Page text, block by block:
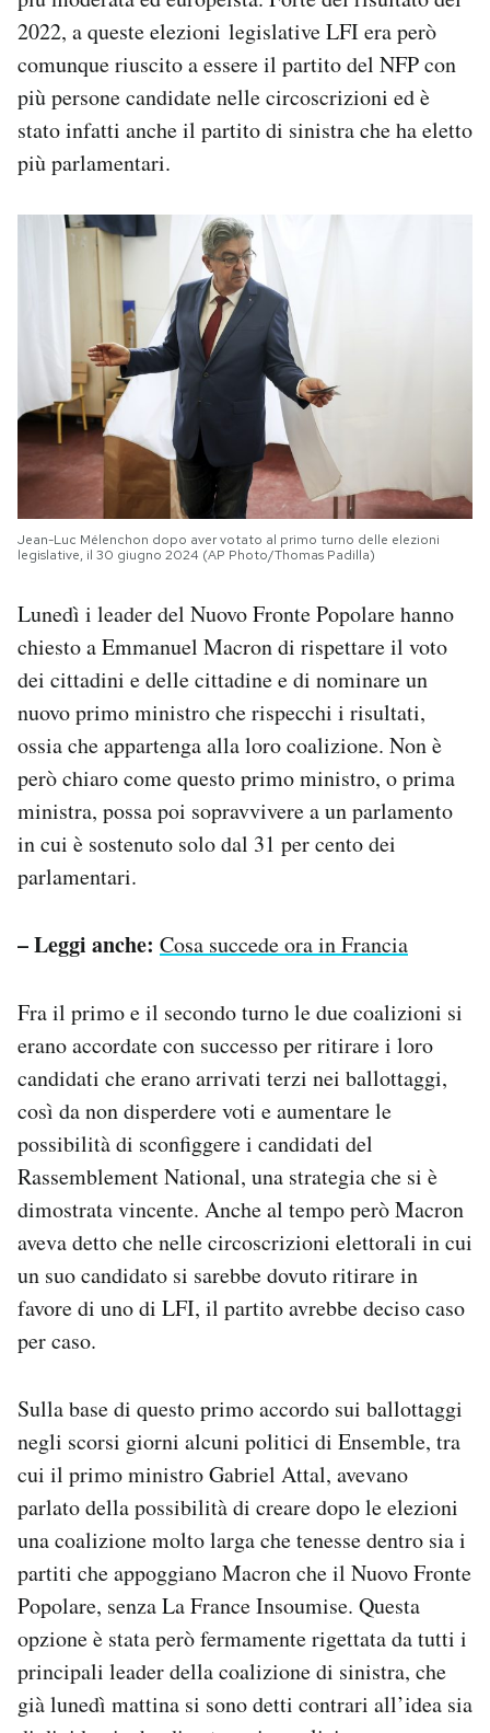
2022, a queste elezioni legislative LFI era però
comunque riuscito a essere il partito del NFP con
più persone candidate nelle circoscrizioni ed è
stato infatti anche il partito di sinistra che ha eletto
più parlamentari.
Jean-Luc Mélenchon dopo aver votato al primo turno delle elezioni
legislative, il 30 giugno 2024 (AP Photo/Thomas Padilla)
Lunedì i leader del Nuovo Fronte Popolare hanno
chiesto a Emmanuel Macron di rispettare il voto
dei cittadini e delle cittadine e di nominare un
nuovo primo ministro che rispecchi i risultati,
ossia che appartenga alla loro coalizione. Non è
però chiaro come questo primo ministro, o prima
ministra, possa poi sopravvivere a un parlamento
in cui è sostenuto solo dal 31 per cento dei
parlamentari.
– Leggi anche: Cosa succede ora in Francia
Fra il primo e il secondo turno le due coalizioni si
erano accordate con successo per ritirare i loro
candidati che erano arrivati terzi nei ballottaggi,
così da non disperdere voti e aumentare le
possibilità di sconfiggere i candidati del
Rassemblement National, una strategia che si è
dimostrata vincente. Anche al tempo però Macron
aveva detto che nelle circoscrizioni elettorali in cui
un suo candidato si sarebbe dovuto ritirare in
favore di uno di LFI, il partito avrebbe deciso caso
per caso.
Sulla base di questo primo accordo sui ballottaggi
negli scorsi giorni alcuni politici di Ensemble, tra
cui il primo ministro Gabriel Attal, avevano
parlato della possibilità di creare dopo le elezioni
una coalizione molto larga che tenesse dentro sia i
partiti che appoggiano Macron che il Nuovo Fronte
Popolare, senza La France Insoumise. Questa
opzione è stata però fermamente rigettata da tutti i
principali leader della coalizione di sinistra, che
già lunedì mattina si sono detti contrari all’idea sia